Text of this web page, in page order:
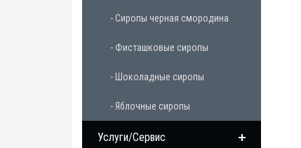
- Сиропы черная смородина
- Фисташковые сиропы
- Шоколадные сиропы
- Яблочные сиропы
Услуги/Сервис